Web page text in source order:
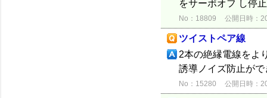
をサーボオフ し停
No：18809 公開日時：
ツイストペア線
2本の絶縁電線をよ
誘導ノイズ防止が
No：15280 公開日時：